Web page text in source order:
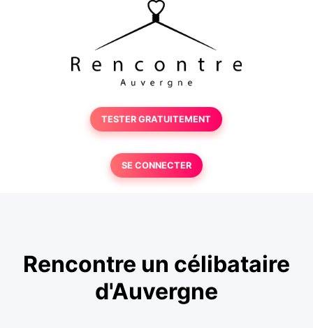
TESTER GRATUITEMENT
SE CONNECTER
Rencontre un célibataire
d'Auvergne